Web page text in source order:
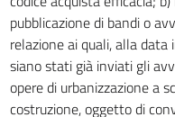
25
26
27
pubblicazione di bandi o
relazione ai quali, alla data
siano stati già inviati gli
opere di urbanizzazione a
costruzione, oggetto di